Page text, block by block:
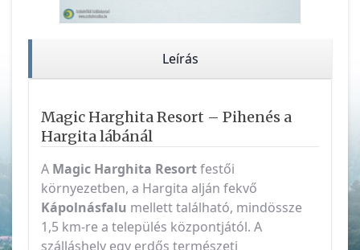
Leírás
Magic Harghita Resort – Pihenés a
Hargita lábánál
A Magic Harghita Resortfestői
környezetben, a Hargita alján fekvő
Kápolnásfalu mellett található, mindössze
1,5 km-re a település központjától. A
szálláshely egy erdős természeti